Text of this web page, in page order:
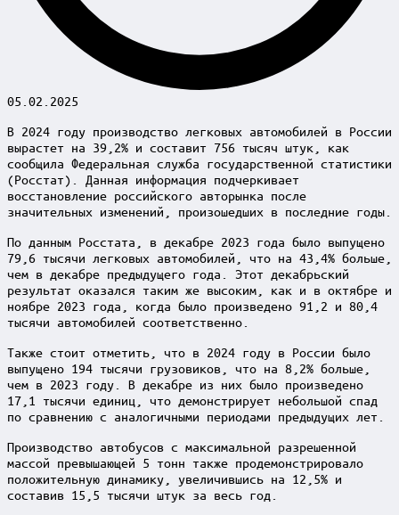
05.02.2025
В 2024 году производство легковых автомобилей в России
вырастет на 39,2% и составит 756 тысяч штук, как
сообщила Федеральная служба государственной статистики
(Росстат). Данная информация подчеркивает
восстановление российского авторынка после
значительных изменений, произошедших в последние годы.
По данным Росстата, в декабре 2023 года было выпущено
79,6 тысячи легковых автомобилей, что на 43,4% больше,
чем в декабре предыдущего года. Этот декабрьский
результат оказался таким же высоким, как и в октябре и
ноябре 2023 года, когда было произведено 91,2 и 80,4
тысячи автомобилей соответственно.
Также стоит отметить, что в 2024 году в России было
выпущено 194 тысячи грузовиков, что на 8,2% больше,
чем в 2023 году. В декабре из них было произведено
17,1 тысячи единиц, что демонстрирует небольшой спад
по сравнению с аналогичными периодами предыдущих лет.
Производство автобусов с максимальной разрешенной
массой превышающей 5 тонн также продемонстрировало
положительную динамику, увеличившись на 12,5% и
составив 15,5 тысячи штук за весь год.